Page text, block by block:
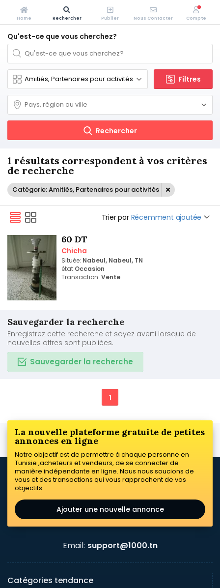
Qu'est-ce que vous cherchez?
Filtres
Rechercher
1 résultats correspondent à vos critères
de recherche
Catégorie: Amitiés, Partenaires pour activités
Trier par Récemment ajoutée
60 DT
Chicha
Située: Nabeul, Nabeul, TN
état Occasion
Transaction: Vente
Sauvegarder la recherche
Enregistrez cette recherche et soyez averti lorsque de
nouvelles offres sont publiées.
Sauvegarder la recherche
1
La nouvelle plateforme gratuite de petites
annonces en ligne
Notre objectif est de permettre à chaque personne en
Tunisie ,acheteurs et vendeurs, de se connecter de
manière indépendante en ligne. Nous nous soucions de
vous et des transactions qui vous rapprochent de vos
objectifs.
Ajouter une nouvelle annonce
Email: support@1000.tn
Catégories tendance
Home Rechercher Publier Nous Contacter Compte